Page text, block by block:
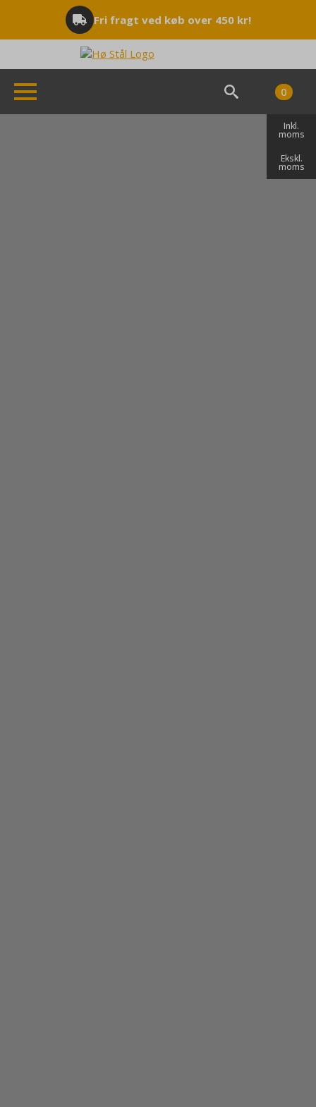
Fri fragt ved køb over 450 kr!
Search
0
Inkl.
moms
Ekskl.
moms